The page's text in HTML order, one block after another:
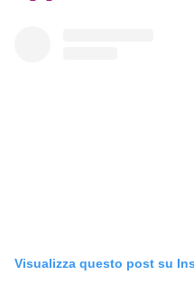
Visualizza questo post su